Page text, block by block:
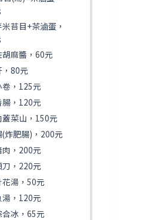
苔目+茶滷蛋，
麻醬，60元
，80元
，125元
，120元
菜山，150元
炸肥腸)，200元
，200元
，220元
湯，50元
湯，120元
冰，65元